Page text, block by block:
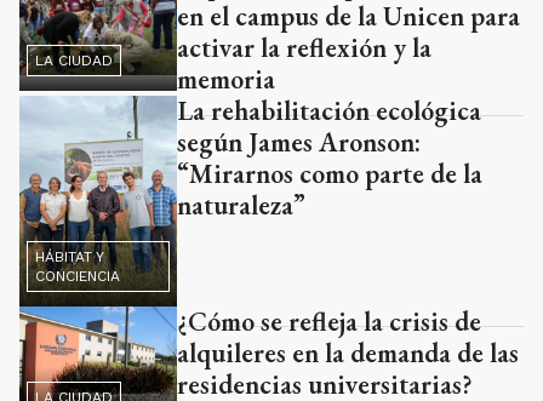
LA CIUDAD
en el campus de la Unicen para
activar la reflexión y la
memoria
HÁBITAT Y
CONCIENCIA
La rehabilitación ecológica
según James Aronson:
“Mirarnos como parte de la
naturaleza”
LA CIUDAD
¿Cómo se refleja la crisis de
alquileres en la demanda de las
residencias universitarias?